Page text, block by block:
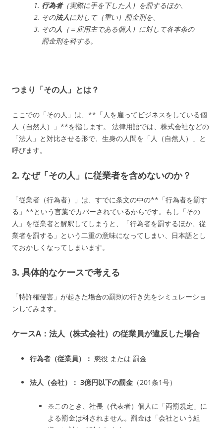
行為者（実際に手を下した人）を罰するほか、
その法人に対して（重い）罰金刑を、
その人 （＝雇用主である個人）に対して各本条の
罰金刑を科する。
つまり「その人」とは？
ここでの「その人」は、**「人を雇ってビジネスをしている個
人（自然人）」**を指します。 法律用語では、株式会社などの
「法人」と対比させる形で、生身の人間を「人（自然人）」と
呼びます。
2. なぜ「その人」に従業者を含めないのか？
「従業者（行為者）」は、すでに条文の中の**「行為者を罰す
る」**という言葉でカバーされているからです。もし「その
人」を従業者と解釈してしまうと、「行為者を罰するほか、従
業者を罰する」という二重の意味になってしまい、日本語とし
ておかしくなってしまいます。
3. 具体的なケースで考える
「特許権侵害」が起きた場合の罰則の行き先をシミュレーショ
ンしてみます。
ケースA：法人（株式会社）の従業員が違反した場合
行為者（従業員）： 懲役 または 罰金
法人（会社）： 3億円以下の罰金 （201条1号）
※このとき、社長（代表者）個人に「両罰規定」に
よる罰金は科されません。罰金は「会社という組